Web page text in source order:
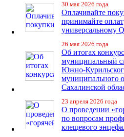
30 мая 2026 года
Оплачивайте
принимайте
универсальному
26 мая 2026 года
Об итогах
муниципальный
Южно-
муниципального
Сахалинской
23 апреля 2026 года
О проведении
по вопросам
клещевого